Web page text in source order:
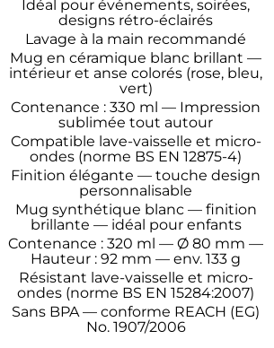
Idéal pour événements, soirées,
designs rétro-éclairés
Lavage à la main recommandé
Mug en céramique blanc brillant —
intérieur et anse colorés (rose, bleu,
vert)
Contenance : 330 ml — Impression
sublimée tout autour
Compatible lave-vaisselle et micro-
ondes (norme BS EN 12875-4)
Finition élégante — touche design
personnalisable
Mug synthétique blanc — finition
brillante — idéal pour enfants
Contenance : 320 ml — Ø 80 mm —
Hauteur : 92 mm — env. 133 g
Résistant lave-vaisselle et micro-
ondes (norme BS EN 15284:2007)
Sans BPA — conforme REACH (EG)
No. 1907/2006